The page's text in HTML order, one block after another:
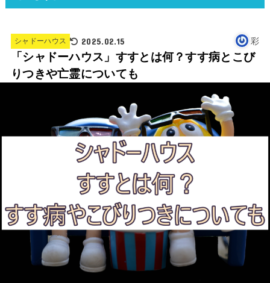
シャドーハウス 2025.02.15 彩
「シャドーハウス」すすとは何？すす病とこび
りつきや亡霊についても